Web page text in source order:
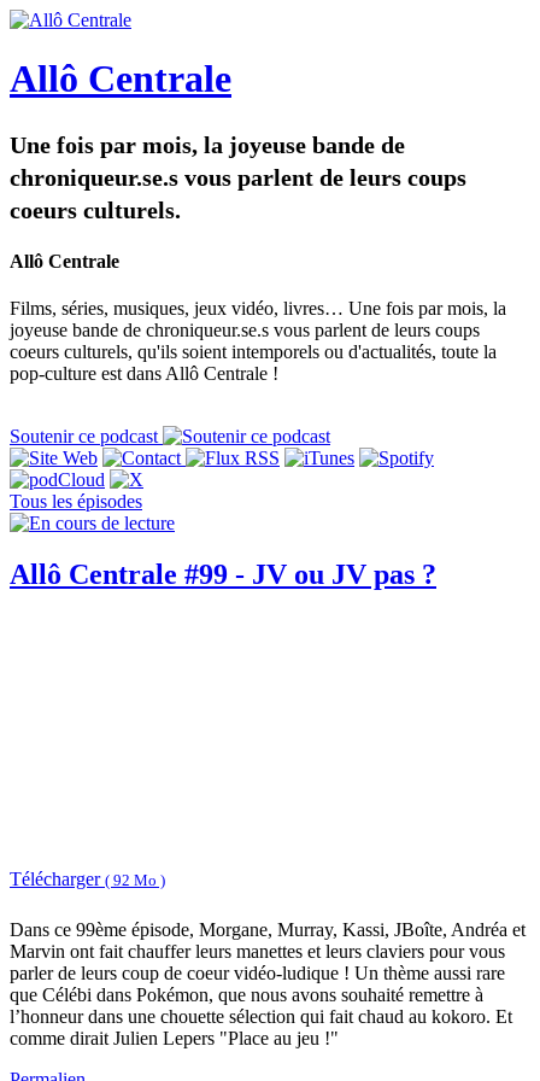
Allô Centrale
Une fois par mois, la joyeuse bande de
chroniqueur.se.s vous parlent de leurs coups
coeurs culturels.
Allô Centrale
Films, séries, musiques, jeux vidéo, livres… Une fois par mois, la
joyeuse bande de chroniqueur.se.s vous parlent de leurs coups
coeurs culturels, qu'ils soient intemporels ou d'actualités, toute la
pop-culture est dans Allô Centrale !
Soutenir ce podcast
Tous les épisodes
Allô Centrale #99 - JV ou JV pas ?
Télécharger ( 92 Mo )
Dans ce 99ème épisode, Morgane, Murray, Kassi, JBoîte, Andréa et
Marvin ont fait chauffer leurs manettes et leurs claviers pour vous
parler de leurs coup de coeur vidéo-ludique ! Un thème aussi rare
que Célébi dans Pokémon, que nous avons souhaité remettre à
l’honneur dans une chouette sélection qui fait chaud au kokoro. Et
comme dirait Julien Lepers "Place au jeu !"